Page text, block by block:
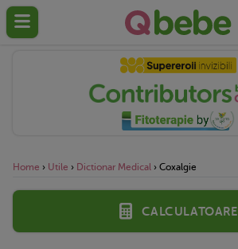
Home › Utile › Dictionar Medical › Coxalgie
Calculatoare